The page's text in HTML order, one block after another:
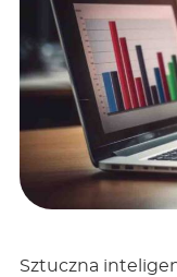
Sztuczna